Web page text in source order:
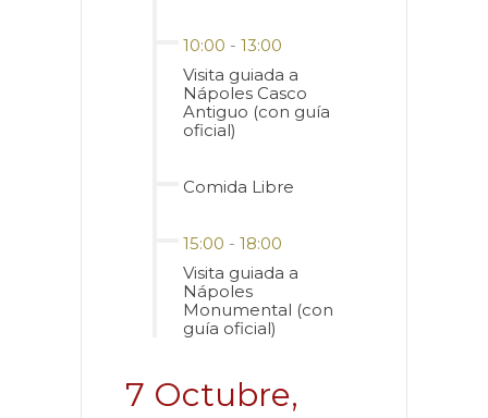
10:00 - 13:00
Visita guiada a
Nápoles Casco
Antiguo (con guía
oficial)
Comida Libre
15:00 - 18:00
Visita guiada a
Nápoles
Monumental (con
guía oficial)
7 Octubre,